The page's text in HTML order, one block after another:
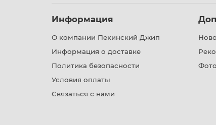
Информация
О компании Пекинский Джип
Информация о доставке
Политика безопасности
Условия оплаты
Связаться с нами